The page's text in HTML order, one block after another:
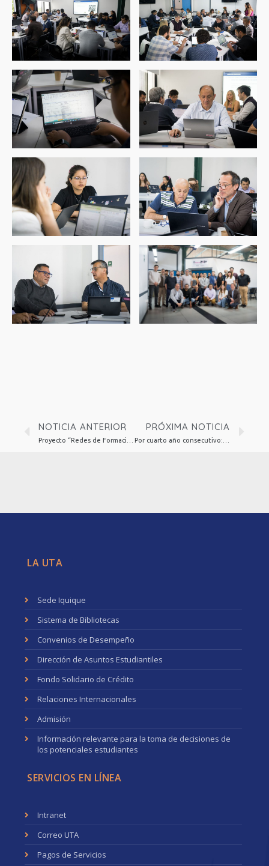
NOTICIA ANTERIOR PRÓXIMA NOTICIA
LA UTA
Sede Iquique
Sistema de Bibliotecas
Convenios de Desempeño
Dirección de Asuntos Estudiantiles
Fondo Solidario de Crédito
Relaciones Internacionales
Admisión
Información relevante para la toma de decisiones de
los potenciales estudiantes
SERVICIOS EN LÍNEA
Intranet
Correo UTA
Pagos de Servicios